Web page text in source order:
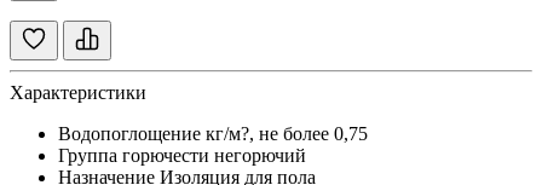
Характеристики
Водопоглощение кг/м?, не более 0,75
Группа горючести негорючий
Назначение Изоляция для пола